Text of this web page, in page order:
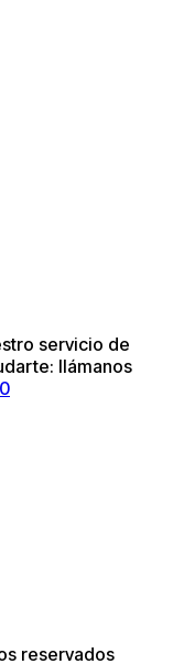
servicio de
llámanos
reservados